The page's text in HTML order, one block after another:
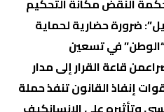
النقض مكانة التحكيم
ضرورة حضارية لحماية
في تسعين
من قاعة القرار إلى مدار
إنفاذ القانون تنفذ حملة